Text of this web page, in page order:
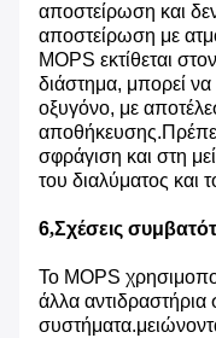
αποστείρωση και
αποστείρωση με
MOPS εκτίθεται
διάστημα, μπορεί
οξυγόνο, με
σφράγιση και στη
του διαλύματος και
6,Σχέσεις
Το MOPS
άλλα αντιδραστήρια